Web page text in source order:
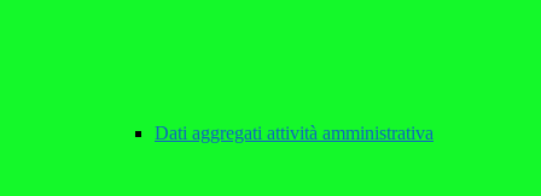
Dati aggregati attività amministrativa